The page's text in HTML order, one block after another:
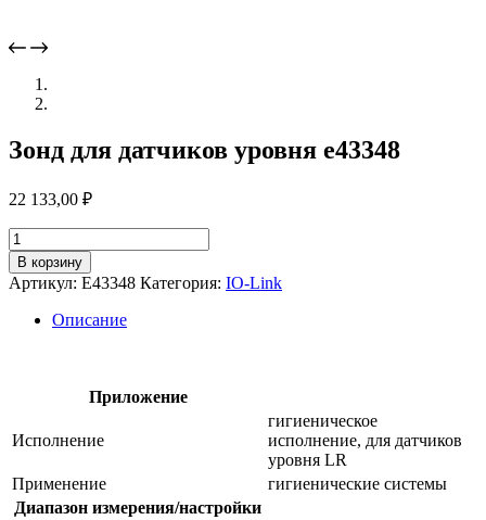
Зонд для датчиков уровня e43348
22 133,00 ₽
Количество
товара
Зонд
для
датчиков
уровня
В корзину
Артикул: E43348 Категория: IO-Link
Описание
Приложение
Исполнение
гигиеническое
исполнение, для датчиков
уровня LR
Применение
гигиенические системы
Диапазон измерения/настройки